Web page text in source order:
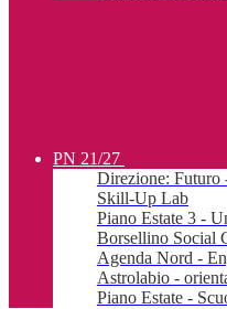
PN 21/27
Direzione: Futuro
Skill-Up Lab
Piano Estate 3 -
Borsellino Social
Agenda Nord -
Astrolabio -
Piano Estate -